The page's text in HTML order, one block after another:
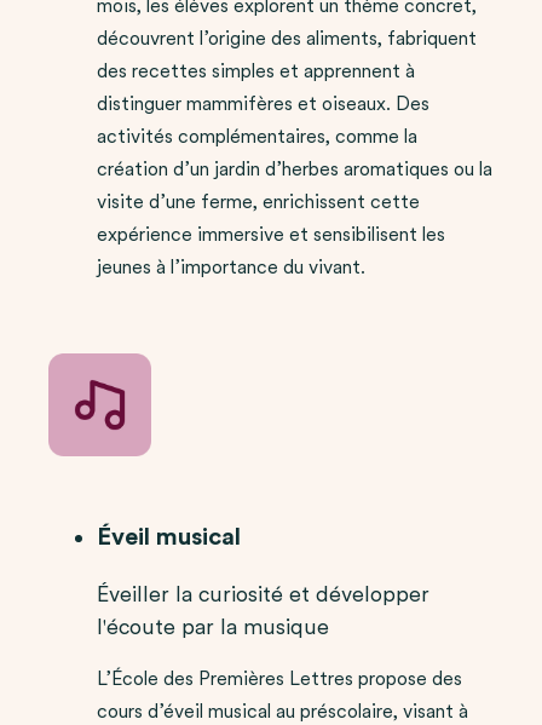
mois, les élèves explorent un thème concret,
découvrent l’origine des aliments, fabriquent
des recettes simples et apprennent à
distinguer mammifères et oiseaux. Des
activités complémentaires, comme la
création d’un jardin d’herbes aromatiques ou la
visite d’une ferme, enrichissent cette
expérience immersive et sensibilisent les
jeunes à l’importance du vivant.
Éveil musical
Éveiller la curiosité et développer
l'écoute par la musique
L’École des Premières Lettres propose des
cours d’éveil musical au préscolaire, visant à